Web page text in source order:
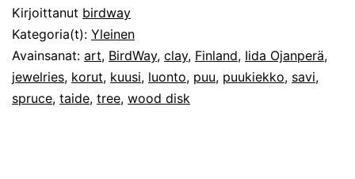
Kirjoittanut birdway
Kategoria(t): Yleinen
Avainsanat: art, BirdWay, clay, Finland, Iida Ojanperä,
jewelries, korut, kuusi, luonto, puu, puukiekko, savi,
spruce, taide, tree, wood disk